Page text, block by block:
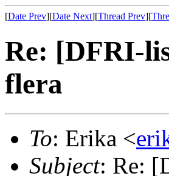
[Date Prev][Date Next][Thread Prev][
Re: [DFRI-
flera
To: Erika <
Subject: Re: